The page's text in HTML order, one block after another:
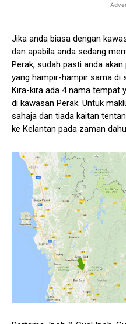
-
Jika anda biasa dengan
dan apabila anda sedang
Perak, sudah pasti anda
yang hampir-hampir sama di
Kira-kira ada 4 nama tempat
di kawasan Perak. Untuk
sahaja dan tiada kaitan
ke Kelantan pada zaman